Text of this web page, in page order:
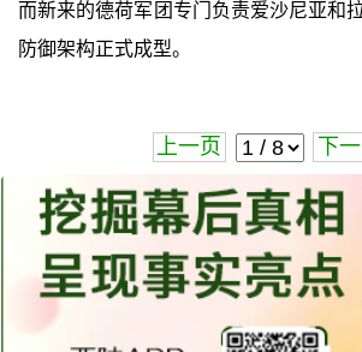
而新来的德荷军团专门负责爱沙尼亚
防御架构正式成型。
上一页 下